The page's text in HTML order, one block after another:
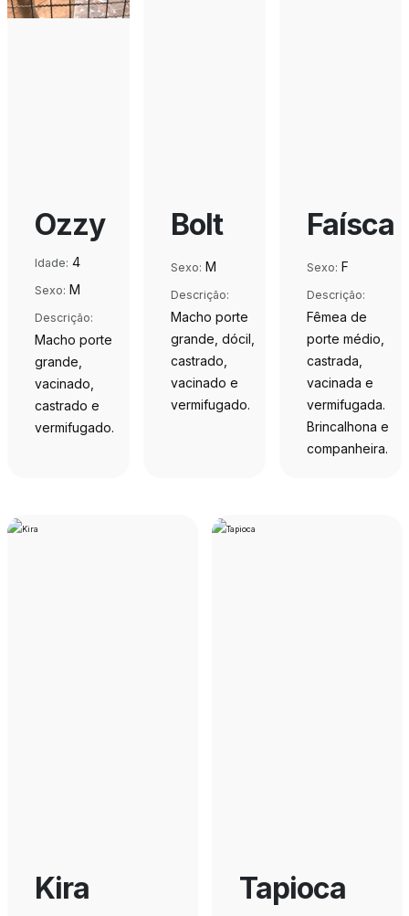
Ozzy
Idade: 4
Sexo: M
Descrição:
Macho porte
grande,
vacinado,
castrado e
vermifugado.
Bolt
Sexo: M
Descrição:
Macho porte
grande, dócil,
castrado,
vacinado e
vermifugado.
Faísca
Sexo: F
Descrição:
Fêmea de
porte médio,
castrada,
vacinada e
vermifugada.
Brincalhona e
companheira.
Kira Tapioca